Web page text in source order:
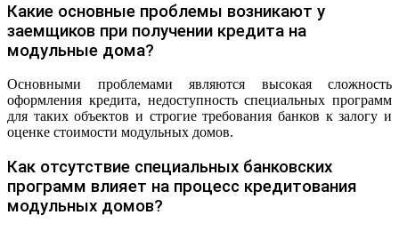
Какие основные проблемы возникают у
заемщиков при получении кредита на
модульные дома?
Основными проблемами являются высокая сложность
оформления кредита, недоступность специальных программ
для таких объектов и строгие требования банков к залогу и
оценке стоимости модульных домов.
Как отсутствие специальных банковских
программ влияет на процесс кредитования
модульных домов?